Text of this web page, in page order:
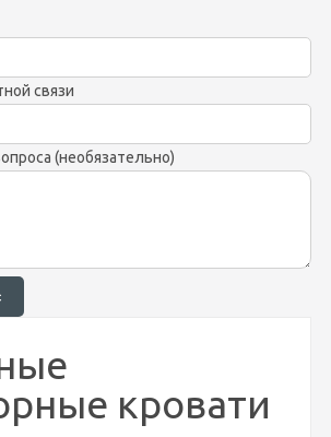
связи
(необязательно)
кровати